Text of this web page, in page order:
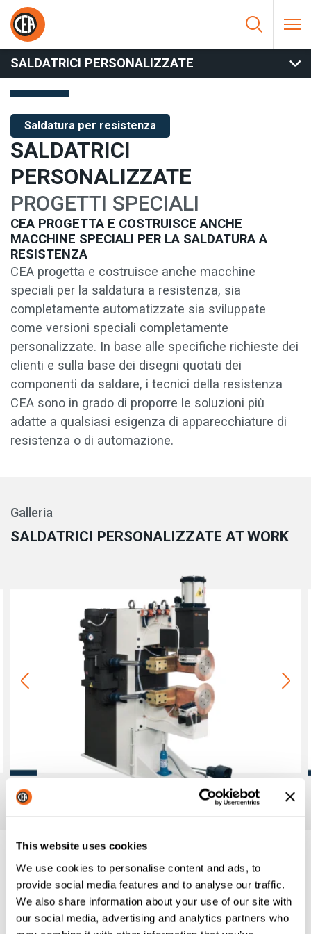
This website uses cookies
We use cookies to personalise content and ads, to
provide social media features and to analyse our traffic.
We also share information about your use of our site with
our social media, advertising and analytics partners who
Vai al contenuto
HOME/
SALDATRICI PERSONALIZZATE
SALDATRICI PERSONALIZZATE
Saldatura per resistenza
SALDATRICI
PERSONALIZZATE
PROGETTI SPECIALI
CEA PROGETTA E COSTRUISCE ANCHE
MACCHINE SPECIALI PER LA SALDATURA A
RESISTENZA
CEA progetta e costruisce anche macchine
speciali per la saldatura a resistenza, sia
completamente automatizzate sia sviluppate
come versioni speciali completamente
personalizzate. In base alle specifiche richieste dei
clienti e sulla base dei disegni quotati dei
componenti da saldare, i tecnici della resistenza
CEA sono in grado di proporre le soluzioni più
adatte a qualsiasi esigenza di apparecchiature di
resistenza o di automazione.
Galleria
SALDATRICI PERSONALIZZATE AT WORK
Scheda tecnica
Richiedi informazioni